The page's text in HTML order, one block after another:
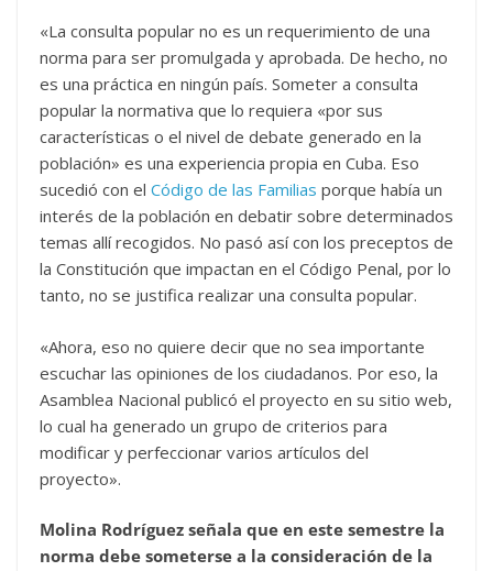
«La consulta popular no es un requerimiento de una
norma para ser promulgada y aprobada. De hecho, no
es una práctica en ningún país. Someter a consulta
popular la normativa que lo requiera «por sus
características o el nivel de debate generado en la
población» es una experiencia propia en Cuba. Eso
sucedió con el Código de las Familias porque había un
interés de la población en debatir sobre determinados
temas allí recogidos. No pasó así con los preceptos de
la Constitución que impactan en el Código Penal, por lo
tanto, no se justifica realizar una consulta popular.
«Ahora, eso no quiere decir que no sea importante
escuchar las opiniones de los ciudadanos. Por eso, la
Asamblea Nacional publicó el proyecto en su sitio web,
lo cual ha generado un grupo de criterios para
modificar y perfeccionar varios artículos del
proyecto».
Molina Rodríguez señala que en este semestre la
norma debe someterse a la consideración de la